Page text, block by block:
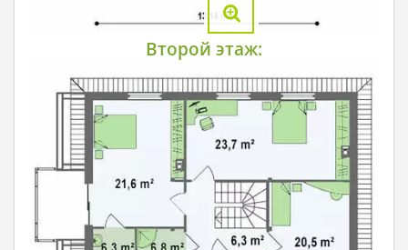
Второй этаж: